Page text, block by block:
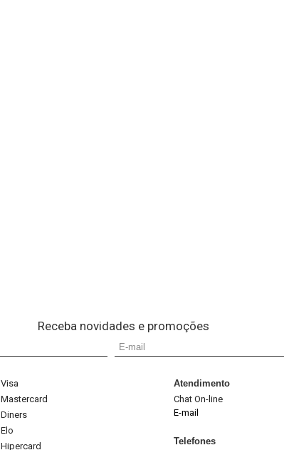
Receba novidades e promoções
Visa
Mastercard
Diners
Elo
Hipercard
Atendimento
Chat On-line
E-mail
Telefones